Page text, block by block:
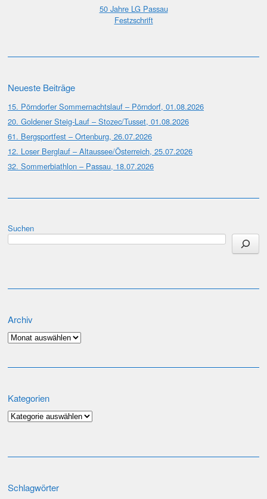
50 Jahre LG Passau
Festzschrift
Neueste Beiträge
15. Pörndorfer Sommernachtslauf – Pörndorf, 01.08.2026
20. Goldener Steig-Lauf – Stozec/Tusset, 01.08.2026
61. Bergsportfest – Ortenburg, 26.07.2026
12. Loser Berglauf – Altaussee/Österreich, 25.07.2026
32. Sommerbiathlon – Passau, 18.07.2026
Suchen
Archiv
Archiv
Kategorien
Kategorien
Schlagwörter